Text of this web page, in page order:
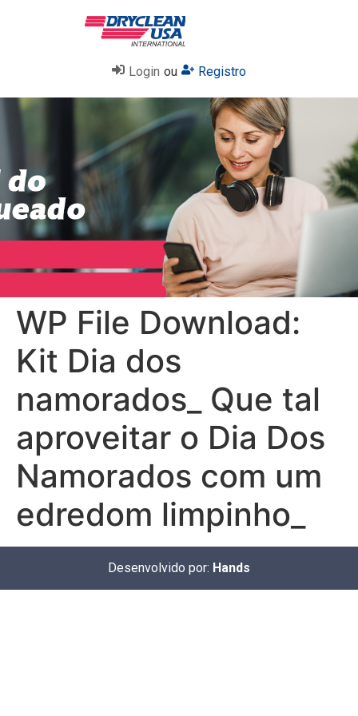
Login ou Registro
WP File Download:
Kit Dia dos
namorados_ Que tal
aproveitar o Dia Dos
Namorados com um
edredom limpinho_
Desenvolvido por: Hands